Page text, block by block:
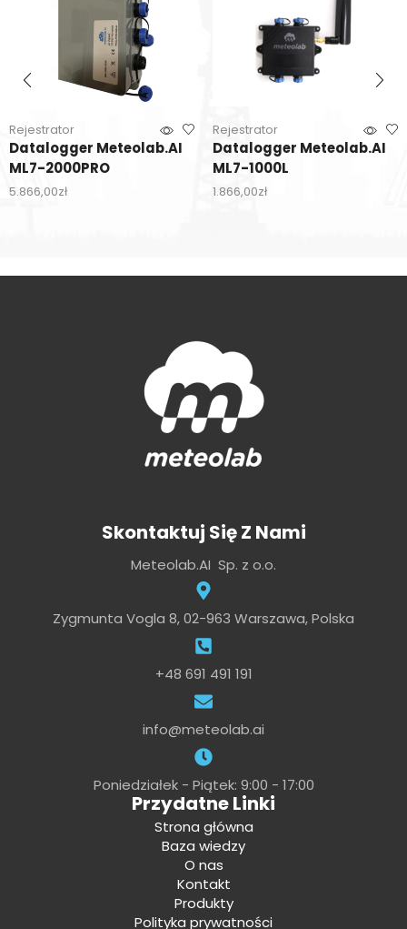
Rejestrator
Datalogger Meteolab.AI
ML7-2000PRO
5.866,00zł
Rejestrator
Datalogger Meteolab.AI
ML7-1000L
1.866,00zł
Skontaktuj Się Z Nami
Meteolab.AI Sp. z o.o.
Zygmunta Vogla 8, 02-963 Warszawa, Polska
+48 691 491 191
info@meteolab.ai
Poniedziałek - Piątek: 9:00 - 17:00
Przydatne Linki
Strona główna
Baza wiedzy
O nas
Kontakt
Produkty
Polityka prywatności